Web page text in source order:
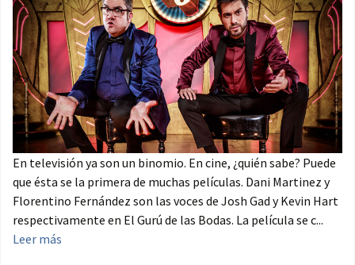
En televisión ya son un binomio. En cine, ¿quién sabe? Puede
que ésta se la primera de muchas películas. Dani Martinez y
Florentino Fernández son las voces de Josh Gad y Kevin Hart
respectivamente en El Gurú de las Bodas. La película se c...
Leer más